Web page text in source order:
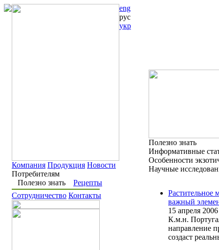
Компания Продукция Новости
Потребителям
Полезно знать
Рецепты
Сотрудничество Контакты
eng
рус
укр
Полезно знать
Информативные
Особенности
Научные
важный
15 апреля 2006
К.м.н.
направление
создаст